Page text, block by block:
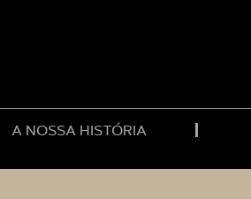
A NOSSA HISTÓRIA